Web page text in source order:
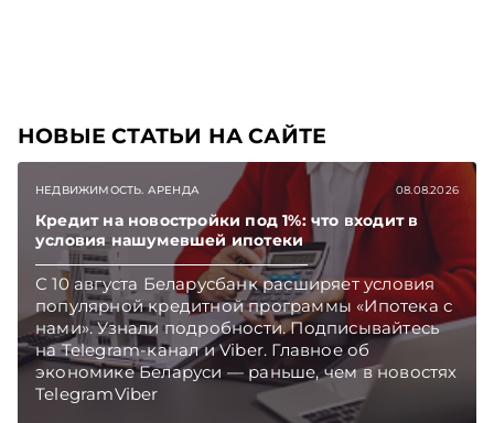
НОВЫЕ СТАТЬИ НА САЙТЕ
НЕДВИЖИМОСТЬ. АРЕНДА 08.08.2026
Кредит на новостройки под 1%: что входит в
условия нашумевшей ипотеки
С 10 августа Беларусбанк расширяет условия
популярной кредитной программы «Ипотека с
нами». Узнали подробности. Подписывайтесь
на Telegram‑канал и Viber. Главное об
экономике Беларуси — раньше, чем в новостях
TelegramViber